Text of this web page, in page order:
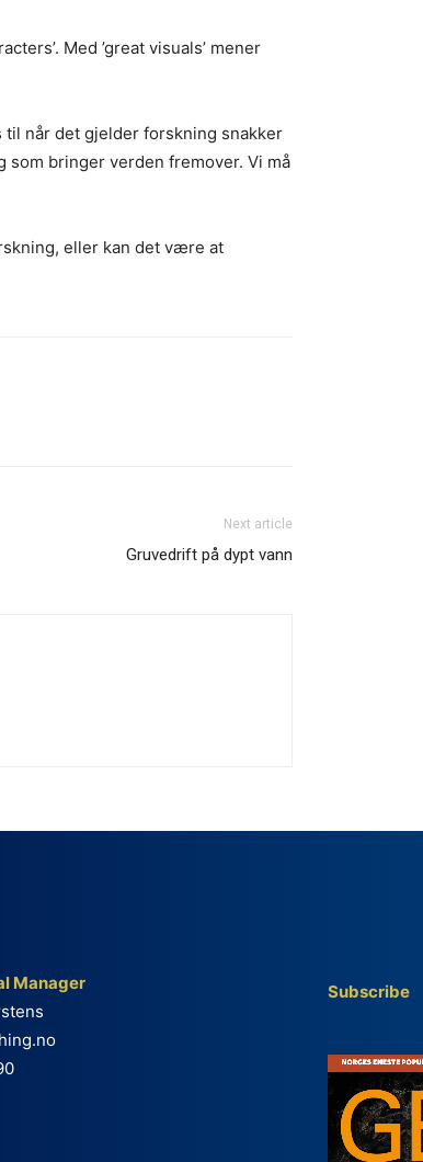
Med ’great visuals’ mener
når det gjelder forskning snakker
som bringer verden fremover. Vi må
eller kan det være at
Next article
Gruvedrift på dypt vann
Manager
Subscribe